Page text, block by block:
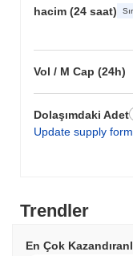
hacim (24 saat)
Vol / M Cap (24h)
Dolaşımdaki Adet
Update supply form
Trendler
En Çok